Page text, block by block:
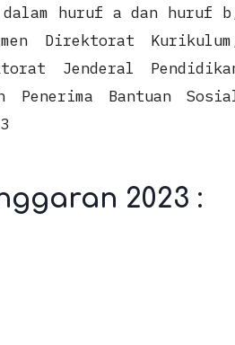
dalam huruf a dan huruf
Direktorat
Jenderal
Penerima Bantuan
2023 :